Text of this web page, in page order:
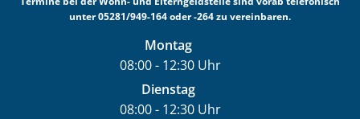
unter 05281/949-164 oder -264 zu vereinbaren.
Montag
08:00- 12:30Uhr
Von 08:00 bis 12:30 Uhr
Dienstag
08:00- 12:30Uhr